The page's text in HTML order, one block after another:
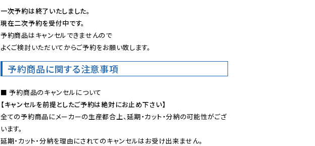
一次予約は終了いたしました。
現在二次予約を受付中です。
予約商品はキャンセルできませんので
よくご検討いただいてからご予約をお願い致します。
予約商品に関する注意事項
【キャンセルを前提としたご予約は絶対にお止め下さい】
全ての予約商品にメーカーの生産都合上、延期・カット・分納の可能性がござ
います。
延期・カット・分納を理由にされてのキャンセルはお受け出来ません。